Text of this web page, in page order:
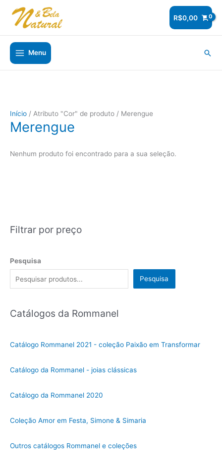
para
conteúdo
R$0,00
Menu
Filtrar por preço
Pesquisa
Pesquisa
Catálogos da Rommanel
Catálogo Rommanel 2021 - coleção Paixão em Transformar
Catálogo da Rommanel - joias clássicas
Catálogo da Rommanel 2020
Coleção Amor em Festa, Simone & Simaria
Outros catálogos Rommanel e coleções
Início / Atributo "Cor" de produto / Merengue
Merengue
Nenhum produto foi encontrado para a sua seleção.